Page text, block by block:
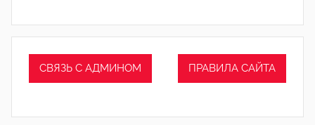
СВЯЗЬ С АДМИНОМ ПРАВИЛА САЙТА